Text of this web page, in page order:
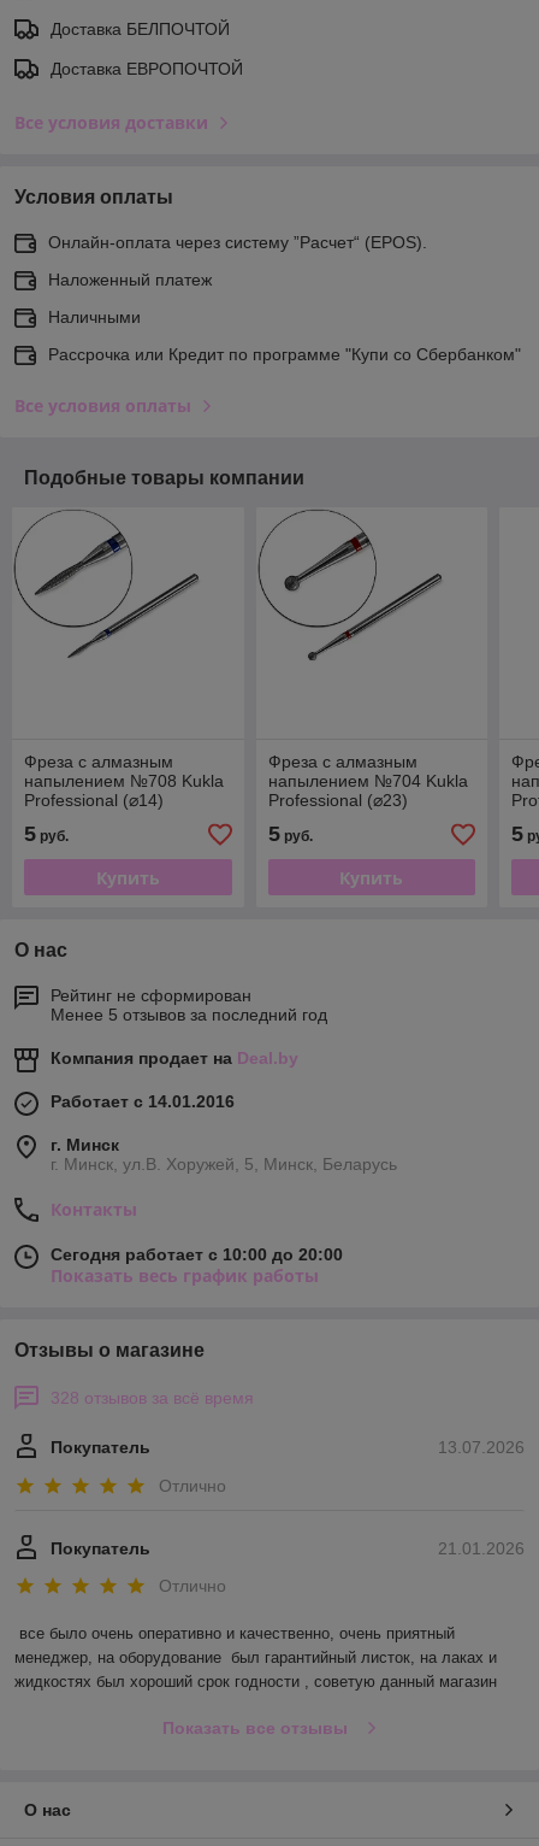
Доставка БЕЛПОЧТОЙ
Доставка ЕВРОПОЧТОЙ
Все условия доставки
Условия оплаты
Онлайн-оплата через систему ”Расчет“ (EPOS).
Наложенный платеж
Наличными
Рассрочка или Кредит по программе "Купи со Сбербанком"
Все условия оплаты
Подобные товары компании
Фреза с алмазным
напылением №708 Kukla
Professional (⌀14)
5 руб.
Купить
Фреза с алмазным
напылением №704 Kukla
Professional (⌀23)
5руб.
Купить
5
О нас
Рейтинг не сформирован
Менее 5 отзывов за последний год
Компания продает на Deal.by
Работает с 14.01.2016
г. Минск
г. Минск, ул.В. Хоружей, 5, Минск, Беларусь
Контакты
Сегодня работает с 10:00 до 20:00
Показать весь график работы
Отзывы о магазине
328 отзывов за всё время
13.07.2026
Покупатель
Отлично
21.01.2026
Покупатель
Отлично
все было очень оперативно и качественно, очень приятный
менеджер, на оборудование  был гарантийный листок, на лаках и
жидкостях был хороший срок годности , советую данный магазин
Показать все отзывы
О нас